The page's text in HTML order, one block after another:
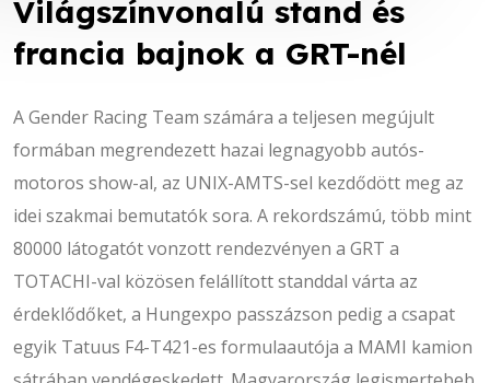
Világszínvonalú stand és
francia bajnok a GRT-nél
A Gender Racing Team számára a teljesen megújult
formában megrendezett hazai legnagyobb autós-
motoros show-al, az UNIX-AMTS-sel kezdődött meg az
idei szakmai bemutatók sora. A rekordszámú, több mint
80000 látogatót vonzott rendezvényen a GRT a
TOTACHI-val közösen felállított standdal várta az
érdeklődőket, a Hungexpo passzázson pedig a csapat
egyik Tatuus F4-T421-es formulaautója a MAMI kamion
Kellemes Húsvétot!
Világszínvonalú stand és
francia bajnok a GRT-nél
A Gender Racing Team számára a teljesen megújult
formában megrendezett hazai legnagyobb autós-
motoros show-al, az UNIX-AMTS-sel kezdődött meg az
idei szakmai bemutatók sora. A rekordszámú, több mint
80000 látogatót vonzott rendezvényen a GRT a
TOTACHI-val közösen felállított standdal várta az
érdeklődőket, a Hungexpo passzázson pedig a csapat
egyik Tatuus F4-T421-es formulaautója a MAMI kamion
Kellemes Húsvétot!